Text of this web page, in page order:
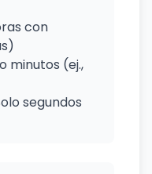
con
minutos (ej.,
segundos